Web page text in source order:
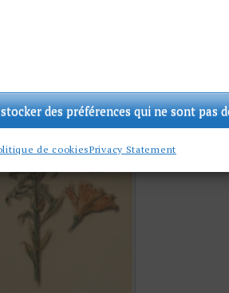
des préférences qui ne sont pas
de cookiesPrivacy Statement